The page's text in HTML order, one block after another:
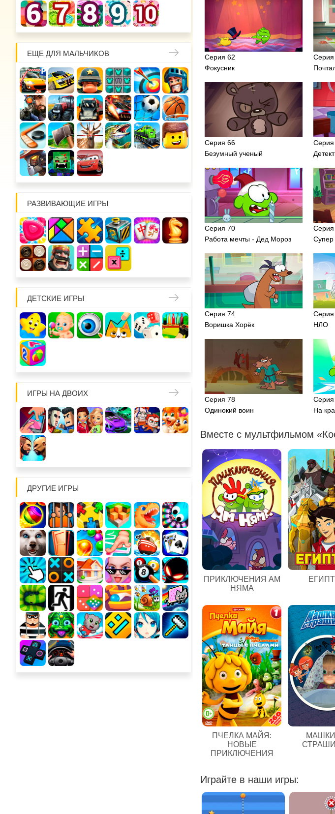
ЕЩЕ ДЛЯ МАЛЬЧИКОВ
РАЗВИВАЮЩИЕ ИГРЫ
ДЕТСКИЕ ИГРЫ
ИГРЫ НА ДВОИХ
ДРУГИЕ ИГРЫ
Серия 62
Фокусник
Серия
Серия 66
Безумный ученый
Серия
Серия 70
Работа мечты - Дед Мороз
Серия
Серия 74
Воришка Хорёк
НЛО
Серия 78
Одинокий воин
На
Вместе с мультфильмом
ПРИКЛЮЧЕНИЯ АМ
НЯМА
ПЧЕЛКА МАЙЯ:
НОВЫЕ
ПРИКЛЮЧЕНИЯ
Играйте в наши игры: